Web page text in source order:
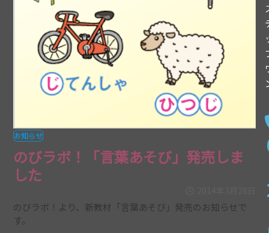
お知らせ
のびラボ！「言葉あそび」発売しま
した
のびラボ！より、新教材「言葉あそび」発売のお知らせで
す。